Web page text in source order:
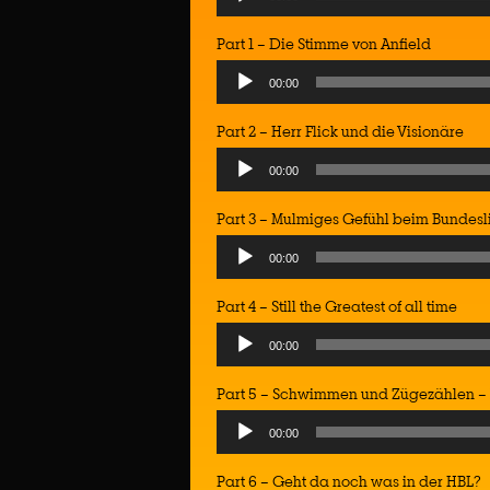
Player
Part 1 – Die Stimme von Anfield
Audio
Player
00:00
Part 2 – Herr Flick und die Visionäre
Audio
Player
00:00
Part 3 – Mulmiges Gefühl beim
Audio
Player
00:00
Part 4 – Still the Greatest of all time
Audio
Player
00:00
Part 5 – Schwimmen und Zügezählen
Audio
Player
00:00
Part 6 – Geht da noch was in der HBL?